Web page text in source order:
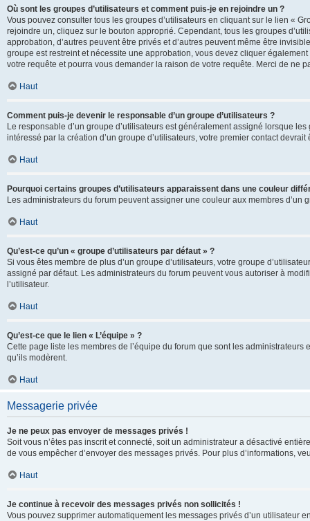
Où sont les groupes d’utilisateurs et comment puis-je en rejoindre un ?
Vous pouvez consulter tous les groupes d’utilisateurs en cliquant sur le lien «
rejoindre un, cliquez sur le bouton approprié. Cependant, tous les groupes
approbation, d’autres peuvent être privés et d’autres peuvent même être
groupe est restreint et nécessite une approbation, vous devez cliquer
votre requête et pourra vous demander la raison de votre requête. Merci de ne
Haut
Comment puis-je devenir le responsable d’un groupe d’utilisateurs ?
Le responsable d’un groupe d’utilisateurs est généralement assigné lorsque
intéressé par la création d’un groupe d’utilisateurs, votre premier contact
Haut
Pourquoi certains groupes d’utilisateurs apparaissent dans une couleur
Les administrateurs du forum peuvent assigner une couleur aux membres d’un
Haut
Qu’est-ce qu’un « groupe d’utilisateurs par défaut » ?
Si vous êtes membre de plus d’un groupe d’utilisateurs, votre groupe
assigné par défaut. Les administrateurs du forum peuvent vous autoriser à
l’utilisateur.
Haut
Qu’est-ce que le lien « L’équipe » ?
Cette page liste les membres de l’équipe du forum que sont les
qu’ils modèrent.
Haut
Messagerie privée
Je ne peux pas envoyer de messages privés !
Soit vous n’êtes pas inscrit et connecté, soit un administrateur a désactivé
de vous empêcher d’envoyer des messages privés. Pour plus d’informations,
Haut
Je continue à recevoir des messages privés non sollicités !
Vous pouvez supprimer automatiquement les messages privés d’un utilisateur